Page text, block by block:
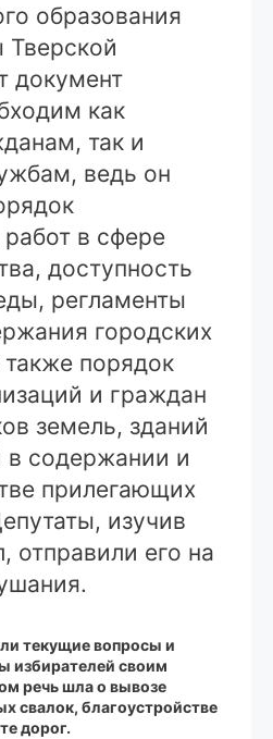
образования
документ
как
так и
ведь он
в сфере
доступность
регламенты
городских
порядок
и граждан
земель, зданий
содержании и
прилегающих
изучив
отправили его на
текущие вопросы и
избирателей своим
речь шла о вывозе
свалок, благоустройстве
дорог.